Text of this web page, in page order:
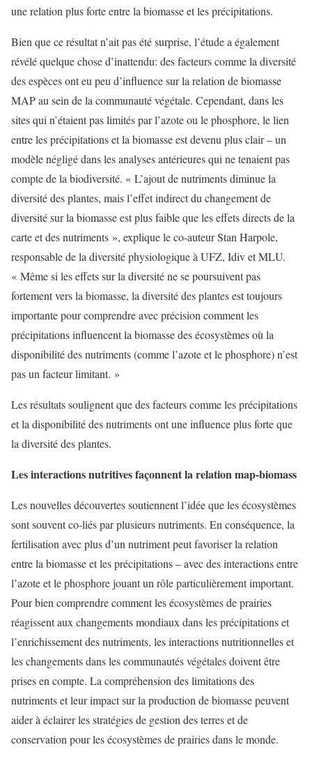
une relation plus forte entre la biomasse et les précipitations.
Bien que ce résultat n’ait pas été surprise, l’étude a également
révélé quelque chose d’inattendu: des facteurs comme la diversité
des espèces ont eu peu d’influence sur la relation de biomasse
MAP au sein de la communauté végétale. Cependant, dans les
sites qui n’étaient pas limités par l’azote ou le phosphore, le lien
entre les précipitations et la biomasse est devenu plus clair – un
modèle négligé dans les analyses antérieures qui ne tenaient pas
compte de la biodiversité. « L’ajout de nutriments diminue la
diversité des plantes, mais l’effet indirect du changement de
diversité sur la biomasse est plus faible que les effets directs de la
carte et des nutriments », explique le co-auteur Stan Harpole,
responsable de la diversité physiologique à UFZ, Idiv et MLU.
« Même si les effets sur la diversité ne se poursuivent pas
fortement vers la biomasse, la diversité des plantes est toujours
importante pour comprendre avec précision comment les
précipitations influencent la biomasse des écosystèmes où la
disponibilité des nutriments (comme l’azote et le phosphore) n’est
pas un facteur limitant. »
Les résultats soulignent que des facteurs comme les précipitations
et la disponibilité des nutriments ont une influence plus forte que
la diversité des plantes.
Les interactions nutritives façonnent la relation map-biomass
Les nouvelles découvertes soutiennent l’idée que les écosystèmes
sont souvent co-liés par plusieurs nutriments. En conséquence, la
fertilisation avec plus d’un nutriment peut favoriser la relation
entre la biomasse et les précipitations – avec des interactions entre
l’azote et le phosphore jouant un rôle particulièrement important.
Pour bien comprendre comment les écosystèmes de prairies
réagissent aux changements mondiaux dans les précipitations et
l’enrichissement des nutriments, les interactions nutritionnelles et
les changements dans les communautés végétales doivent être
prises en compte. La compréhension des limitations des
nutriments et leur impact sur la production de biomasse peuvent
aider à éclairer les stratégies de gestion des terres et de
conservation pour les écosystèmes de prairies dans le monde.